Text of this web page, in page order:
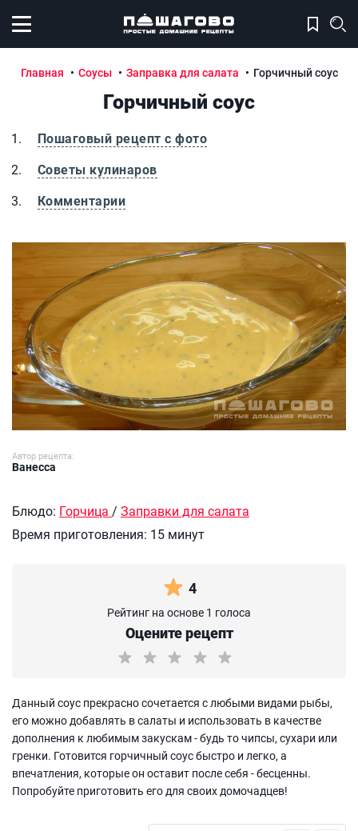
Открыть меню
Главная Соусы Заправка для салата Горчичный соус
Горчичный соус
Пошаговый рецепт с фото
Советы кулинаров
Комментарии
Автор рецепта:
Ванесса
Блюдо: Горчица / Заправки для салата
Время приготовления: 15 минут
4
Рейтинг на основе 1 голоса
Оцените рецепт
Данный соус прекрасно сочетается с любыми видами рыбы,
его можно добавлять в салаты и использовать в качестве
дополнения к любимым закускам - будь то чипсы, сухари или
гренки. Готовится горчичный соус быстро и легко, а
впечатления, которые он оставит после себя - бесценны.
Попробуйте приготовить его для своих домочадцев!